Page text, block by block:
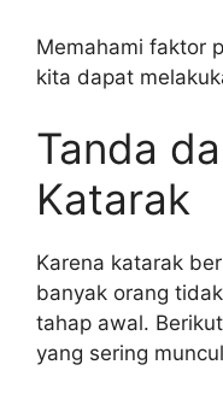
Memahami faktor
kita dapat
Tanda
Katarak
Karena katarak
banyak orang
tahap awal.
yang sering